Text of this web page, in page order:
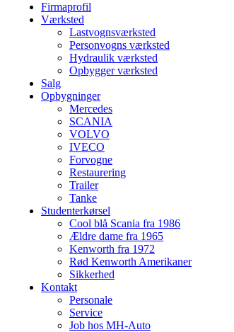
Firmaprofil
Værksted
Lastvognsværksted
Personvogns værksted
Hydraulik værksted
Opbygger værksted
Salg
Opbygninger
Mercedes
SCANIA
VOLVO
IVECO
Forvogne
Restaurering
Trailer
Tanke
Studenterkørsel
Cool blå Scania fra 1986
Ældre dame fra 1965
Kenworth fra 1972
Rød Kenworth Amerikaner
Sikkerhed
Kontakt
Personale
Service
Job hos MH-Auto